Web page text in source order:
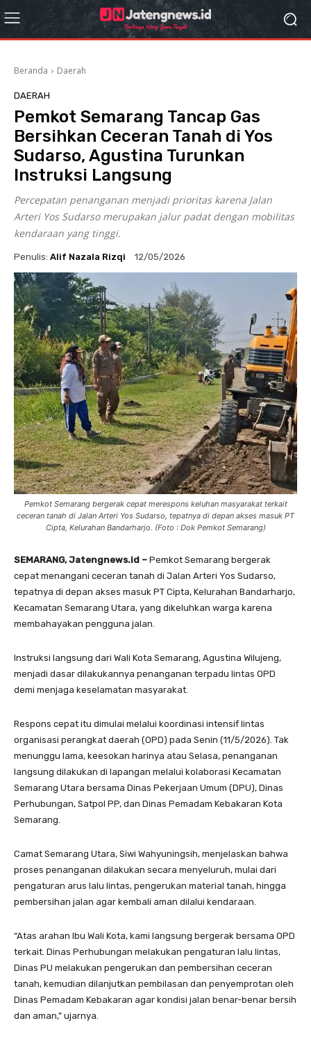
Beranda Daerah
DAERAH
Pemkot Semarang Tancap Gas
Bersihkan Ceceran Tanah di Yos
Sudarso, Agustina Turunkan
Instruksi Langsung
Percepatan penanganan menjadi prioritas karena Jalan
Arteri Yos Sudarso merupakan jalur padat dengan mobilitas
kendaraan yang tinggi.
Penulis: Alif Nazala Rizqi 12/05/2026
Pemkot Semarang bergerak cepat merespons keluhan masyarakat terkait
ceceran tanah di Jalan Arteri Yos Sudarso, tepatnya di depan akses masuk PT
Cipta, Kelurahan Bandarharjo. (Foto : Dok Pemkot Semarang)
SEMARANG, Jatengnews.id – Pemkot Semarang bergerak
cepat menangani ceceran tanah di Jalan Arteri Yos Sudarso,
tepatnya di depan akses masuk PT Cipta, Kelurahan Bandarharjo,
Kecamatan Semarang Utara, yang dikeluhkan warga karena
membahayakan pengguna jalan.
Instruksi langsung dari Wali Kota Semarang, Agustina Wilujeng,
menjadi dasar dilakukannya penanganan terpadu lintas OPD
demi menjaga keselamatan masyarakat.
Respons cepat itu dimulai melalui koordinasi intensif lintas
organisasi perangkat daerah (OPD) pada Senin (11/5/2026). Tak
menunggu lama, keesokan harinya atau Selasa, penanganan
langsung dilakukan di lapangan melalui kolaborasi Kecamatan
Semarang Utara bersama Dinas Pekerjaan Umum (DPU), Dinas
Perhubungan, Satpol PP, dan Dinas Pemadam Kebakaran Kota
Semarang.
Camat Semarang Utara, Siwi Wahyuningsih, menjelaskan bahwa
proses penanganan dilakukan secara menyeluruh, mulai dari
pengaturan arus lalu lintas, pengerukan material tanah, hingga
pembersihan jalan agar kembali aman dilalui kendaraan.
“Atas arahan Ibu Wali Kota, kami langsung bergerak bersama OPD
terkait. Dinas Perhubungan melakukan pengaturan lalu lintas,
Dinas PU melakukan pengerukan dan pembersihan ceceran
tanah, kemudian dilanjutkan pembilasan dan penyemprotan oleh
Dinas Pemadam Kebakaran agar kondisi jalan benar-benar bersih
dan aman,” ujarnya.